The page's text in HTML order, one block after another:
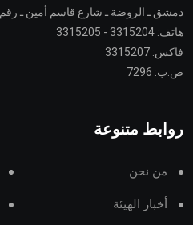
دمشق ـ الروضة ـ شارع قاسم أمين ـ رقم 39
هاتف: 3315204 - 3315205
فاكس: 3315207
ص.ب: 7296
روابط متنوعة
من نحن
أخبار الهيئة